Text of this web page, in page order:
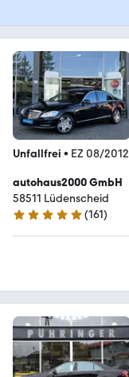
Unfallfrei • EZ 08/2012
autohaus2000 GmbH
58511 Lüdenscheid
4.8 Sterne
(161)